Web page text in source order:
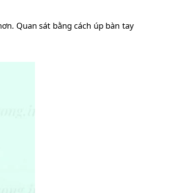
Quan sát bằng cách úp bàn tay